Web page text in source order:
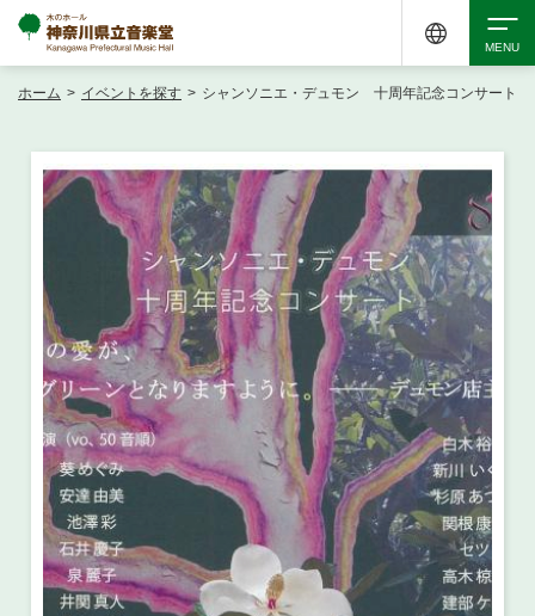
イベントを探す
・ イベント一覧
・ イベントカレンダー
ご来場案内
・ 館内サービス・アクセシビリティ
・ フロアマップ
・ 交通案内
施設を借りる
・ 施設を借りる
音楽堂について
アクセシビリティ チケット購入 交通案内
ホーム > イベントを探す > シャンソニエ・デュモン 十周年記念コンサート